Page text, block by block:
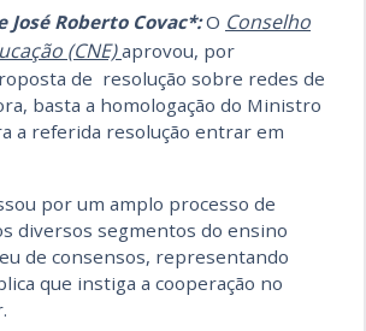
José Roberto Covac*:O Conselho
(CNE)aprovou, por
de resolução sobre redes de
basta a homologação do Ministro
a referida resolução entrar em
por um amplo processo de
diversos segmentos do ensino
de consensos, representando
que instiga a cooperação no